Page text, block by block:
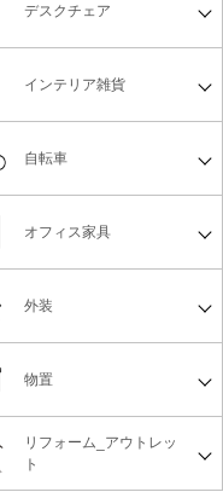
デスクチェア
インテリア雑貨
自転車
オフィス家具
リフォーム_アウトレッ
ト
物置
外装